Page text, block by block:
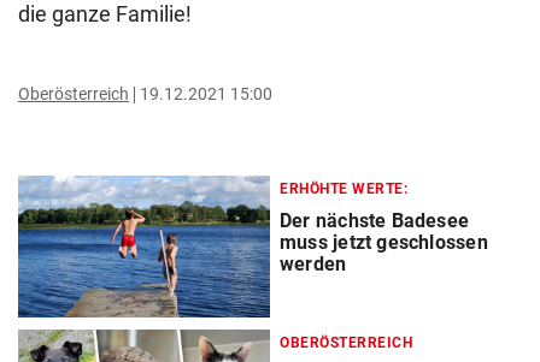
die ganze Familie!
Oberösterreich 19.12.2021 15:00
ERHÖHTE WERTE:
Der nächste Badesee
muss jetzt geschlossen
werden
OBERÖSTERREICH